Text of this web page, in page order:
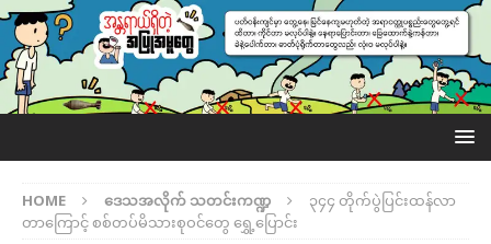
HOME ဒေသအလိုက် သတင်းကဏ္ဍ
၃၄၄ တိုက်ပွဲပြင်းထန်လာ
တာကြောင့် စစ်တပ်မိသားစုဝင်တွေ ရွှေ့ပြောင်း